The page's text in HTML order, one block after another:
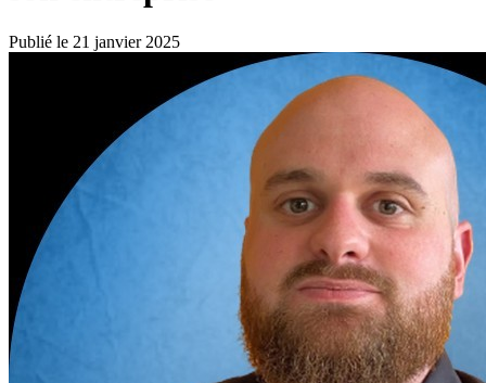
Publié le 21 janvier 2025